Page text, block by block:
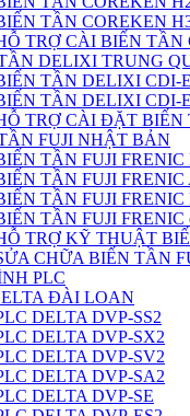
TẦN COREKEN
TRỢ CÀI BIẾN TẦN
DELIXI TRUNG
TẦN DELIXI CDI-
TẦN DELIXI CDI-
TRỢ CÀI ĐẶT
FUJI NHẬT BẢN
TẦN FUJI FRENIC
TẦN FUJI FRENIC
TẦN FUJI FRENIC
TẦN FUJI FRENIC
TRỢ KỸ THUẬT
CHỮA BIẾN TẦN
PLC
ĐÀI LOAN
DELTA DVP-SS2
DELTA DVP-SX2
DELTA DVP-SV2
DELTA DVP-SA2
DELTA DVP-SE